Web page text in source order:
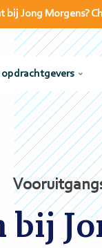
Jong Morgens?
bij